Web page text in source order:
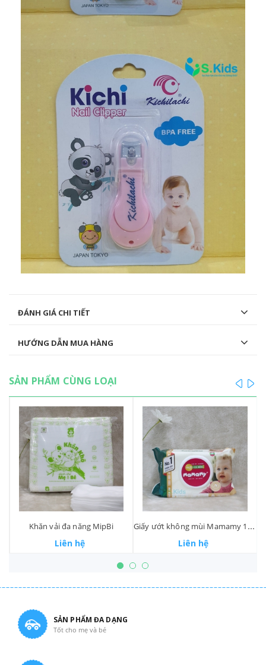
ĐÁNH GIÁ CHI TIẾT
HƯỚNG DẪN MUA HÀNG
SẢN PHẨM CÙNG LOẠI
Khăn vải đa năng MipBi
Liên hệ
Giấy ướt không mùi Mamamy 100 miếng
Liên hệ
prev
SẢN PHẨM ĐA DẠNG
Tốt cho mẹ và bé